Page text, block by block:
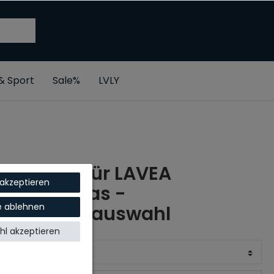
Sport Sale% LVLY
Pendeltür LAVEA
Milchglas -
Größenauswahl
ablehnen
akzeptieren